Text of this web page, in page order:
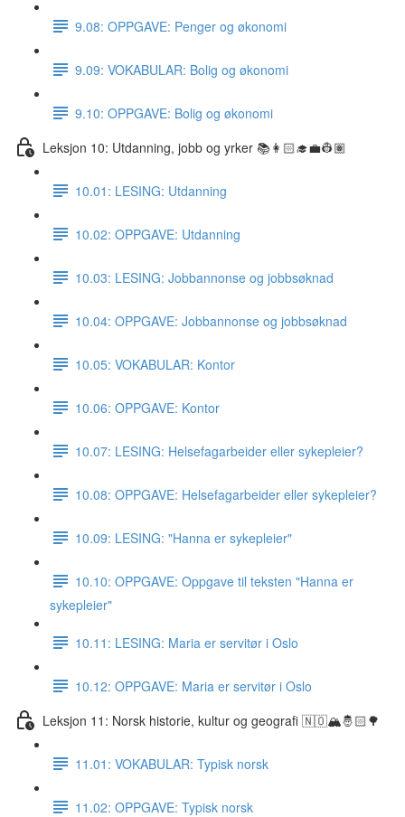
9.08: OPPGAVE: Penger og økonomi
9.09: VOKABULAR: Bolig og økonomi
9.10: OPPGAVE: Bolig og økonomi
Leksjon 10: Utdanning, jobb og yrker 📚👩🏻‍🎓💼👷🏽
10.01: LESING: Utdanning
10.02: OPPGAVE: Utdanning
10.03: LESING: Jobbannonse og jobbsøknad
10.04: OPPGAVE: Jobbannonse og jobbsøknad
10.05: VOKABULAR: Kontor
10.06: OPPGAVE: Kontor
10.07: LESING: Helsefagarbeider eller sykepleier?
10.08: OPPGAVE: Helsefagarbeider eller sykepleier?
10.09: LESING: "Hanna er sykepleier"
10.10: OPPGAVE: Oppgave til teksten "Hanna er
sykepleier"
10.11: LESING: Maria er servitør i Oslo
10.12: OPPGAVE: Maria er servitør i Oslo
Leksjon 11: Norsk historie, kultur og geografi 🇳🇴🏔🤴🏻🌳
11.01: VOKABULAR: Typisk norsk
11.02: OPPGAVE: Typisk norsk